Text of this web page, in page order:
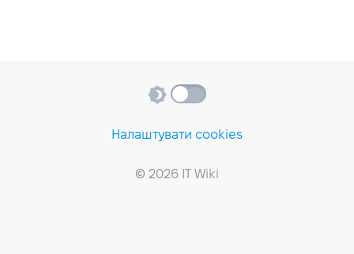
Налаштувати cookies
© 2026 IT Wiki